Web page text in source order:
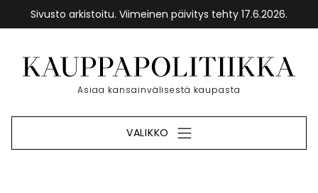
Sivusto arkistoitu. Viimeinen päivitys tehty 17.6.2026.
sisältöön
Etusivu
Asiaa kansainvälisestä kaupasta
VALIKKO